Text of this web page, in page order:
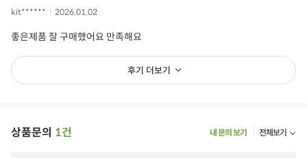
kit******
2026.01.02
좋은제품 잘 구매했어요 만족해요
후기 더보기
상품문의 1건 내 문의 보기 전체보기